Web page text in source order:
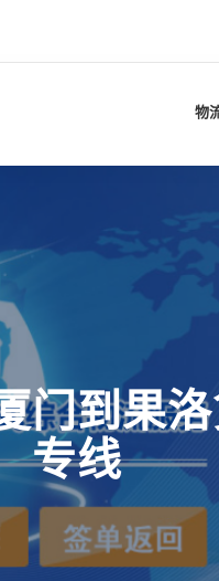
物
门到果
专线